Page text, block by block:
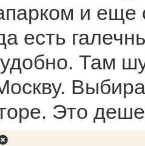
и
есть
Там
Это